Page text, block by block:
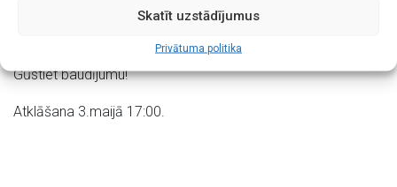
Skatīt uzstādījumus
Privātuma politika
esi daļa no dabas procesa un just kā pašam sirdī mostas
Gūstiet baudījumu!
Atklāšana 3.maijā 17:00.